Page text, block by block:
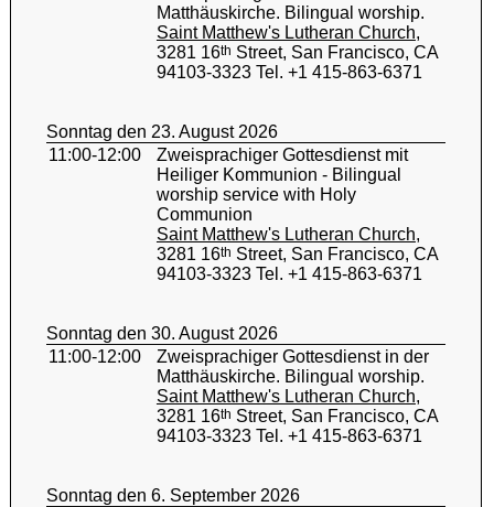
Matthäuskirche. Bilingual worship.
Saint Matthew's Lutheran Church,
3281 16th Street, San Francisco, CA
94103-3323 Tel. +1 415-863-6371
Sonntag den 23. August 2026
11:00-12:00
Zweisprachiger Gottesdienst mit
Heiliger Kommunion - Bilingual
worship service with Holy
Communion
Saint Matthew's Lutheran Church,
3281 16th Street, San Francisco, CA
94103-3323 Tel. +1 415-863-6371
Sonntag den 30. August 2026
11:00-12:00
Zweisprachiger Gottesdienst in der
Matthäuskirche. Bilingual worship.
Saint Matthew's Lutheran Church,
3281 16th Street, San Francisco, CA
94103-3323 Tel. +1 415-863-6371
Sonntag den 6. September 2026